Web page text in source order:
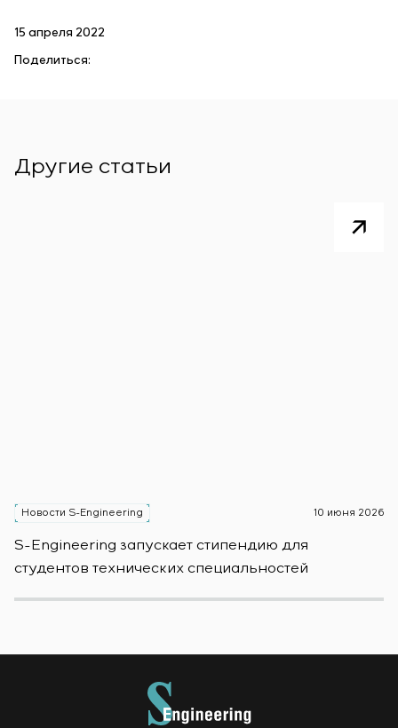
15 апреля 2022
Поделиться:
Другие статьи
Новости S-Engineering 10 июня 2026
S-Engineering запускает стипендию для
студентов технических специальностей